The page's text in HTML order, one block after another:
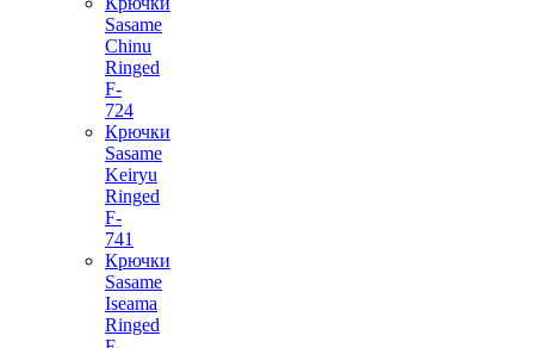
Sasame
Chinu
Ringed
F-
724
Крючки
Sasame
Keiryu
Ringed
F-
741
Крючки
Sasame
Iseama
Ringed